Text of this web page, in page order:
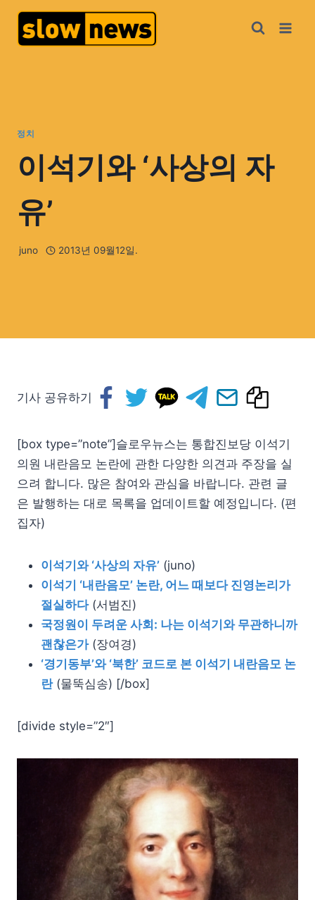
정치
이석기와 ‘사상의 자
유’
juno 2013년 09월12일.
기사 공유하기
[box type=”note”]슬로우뉴스는 통합진보당 이석기
의원 내란음모 논란에 관한 다양한 의견과 주장을 실
으려 합니다. 많은 참여와 관심을 바랍니다. 관련 글
은 발행하는 대로 목록을 업데이트할 예정입니다. (편
집자)
이석기와 ‘사상의 자유’ (juno)
이석기 ‘내란음모’ 논란, 어느 때보다 진영논리가
절실하다(서범진)
국정원이 두려운 사회: 나는 이석기와 무관하니까
괜찮은가(장여경)
‘경기동부’와 ‘북한’ 코드로 본 이석기 내란음모 논
란(물뚝심송) [/box]
[divide style=”2″]